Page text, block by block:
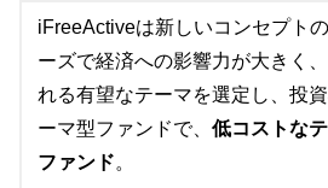
iFreeActiveは新しいコンセプト
ーズで経済への影響力が大きく
れる有望なテーマを選定し、投
ーマ型ファンドで、 低コストな
ファンド。